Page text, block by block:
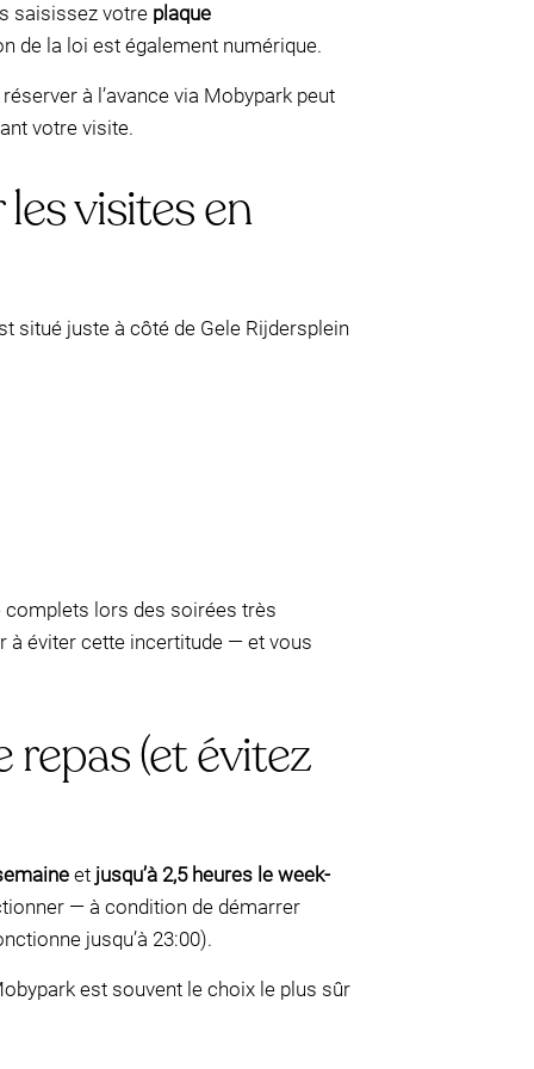
saisissez votre plaque
de la loi est également numérique.
à l’avance via Mobypark peut
votre visite.
visites en
situé juste à côté de Gele Rijdersplein
complets lors des soirées très
à éviter cette incertitude — et vous
(et évitez
et jusqu’à 2,5 heures le week-
— à condition de démarrer
jusqu’à 23:00).
est souvent le choix le plus sûr